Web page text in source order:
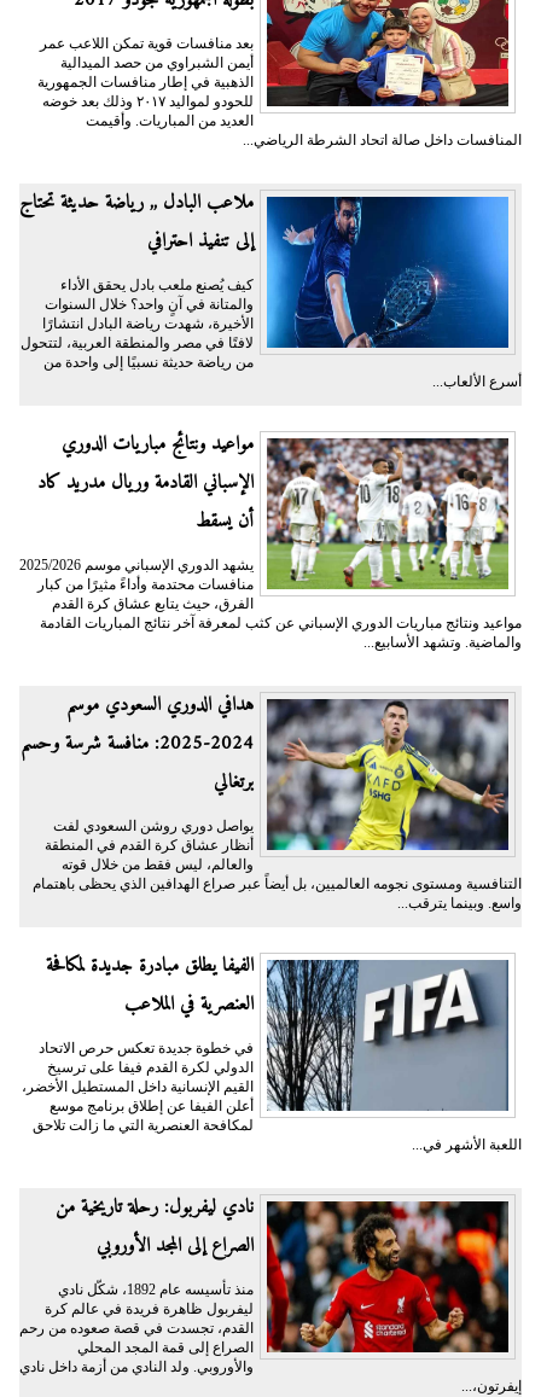
بعد منافسات قوية تمكن اللاعب عمر
أيمن الشبراوي من حصد الميدالية
الذهبية في إطار منافسات الجمهورية
للحودو لمواليد ٢٠١٧ وذلك بعد خوضه
العديد من المباريات. وأقيمت
المنافسات داخل صالة اتحاد الشرطة الرياضي...
ملاعب البادل ,, رياضة حديثة تحتاج
إلى تنفيذ احترافي
كيف يُصنع ملعب بادل يحقق الأداء
والمتانة في آنٍ واحد؟ خلال السنوات
الأخيرة، شهدت رياضة البادل انتشارًا
لافتًا في مصر والمنطقة العربية، لتتحول
من رياضة حديثة نسبيًا إلى واحدة من
أسرع الألعاب...
مواعيد ونتائج مباريات الدوري
الإسباني القادمة وريال مدريد كاد
أن يسقط
يشهد الدوري الإسباني موسم 2025/2026
منافسات محتدمة وأداءً مثيرًا من كبار
الفرق، حيث يتابع عشاق كرة القدم
مواعيد ونتائج مباريات الدوري الإسباني عن كثب لمعرفة آخر نتائج المباريات القادمة
والماضية. وتشهد الأسابيع...
هدافي الدوري السعودي موسم
2024-2025: منافسة شرسة وحسم
برتغالي
يواصل دوري روشن السعودي لفت
أنظار عشاق كرة القدم في المنطقة
والعالم، ليس فقط من خلال قوته
التنافسية ومستوى نجومه العالميين، بل أيضاً عبر صراع الهدافين الذي يحظى باهتمام
واسع. وبينما يترقب...
الفيفا يطلق مبادرة جديدة لمكافحة
العنصرية في الملاعب
في خطوة جديدة تعكس حرص الاتحاد
الدولي لكرة القدم فيفا على ترسيخ
القيم الإنسانية داخل المستطيل الأخضر،
أعلن الفيفا عن إطلاق برنامج موسع
لمكافحة العنصرية التي ما زالت تلاحق
اللعبة الأشهر في...
نادي ليفربول: رحلة تاريخية من
الصراع إلى المجد الأوروبي
منذ تأسيسه عام 1892، شكّل نادي
ليفربول ظاهرة فريدة في عالم كرة
القدم، تجسدت في قصة صعوده من رحم
الصراع إلى قمة المجد المحلي
والأوروبي. ولد النادي من أزمة داخل نادي
إيفرتون،...